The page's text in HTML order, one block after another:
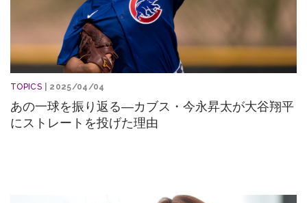
TOPICS | 2025/04/04
あの一球を振り返る―カブス・今永昇太が大谷翔平
にストレートを投げた理由